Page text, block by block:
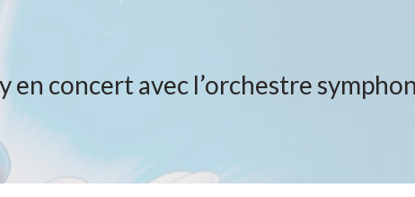
en concert avec l’orchestre